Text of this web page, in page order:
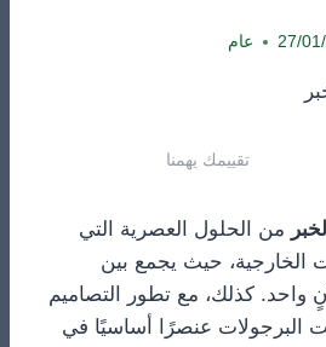
27/ عام
تقييمك يهمنا
من الحلول العصرية التي
حيث يجمع بين
واحد. كذلك، مع تطور التصاميم
البرجولات عنصرًا أساسيًا في